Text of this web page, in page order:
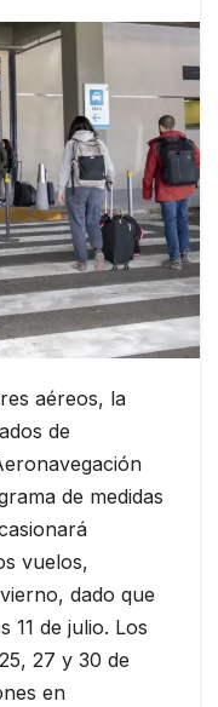
aéreos, la
de
de medidas
vuelos,
dado que
11 de julio. Los
27 y 30 de
en